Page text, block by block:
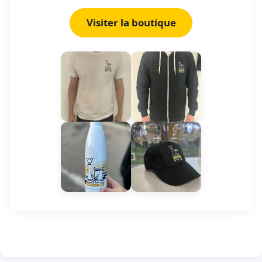
Visiter la boutique